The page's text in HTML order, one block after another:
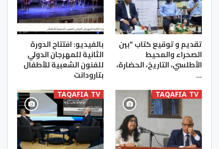
تقديم و توقيع كتاب “بين
الصحراء والمحيط
الأطلسي، التاريخ، الحضارة،
…
بالفيديو: افتتاح الدورة
الثانية للمهرجان الدولي
للفنون الشعبية للأطفال
بتارودانت
TAQAFIA TV
TAQAFIA TV